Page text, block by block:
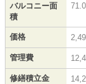
バルコニー面
積
価格
管理費
修繕積立金